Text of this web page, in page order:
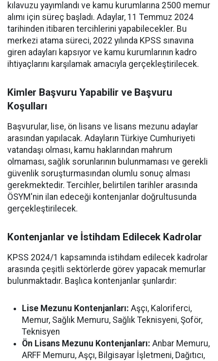
kılavuzu yayımlandı ve kamu kurumlarına 2500 memur
alımı için süreç başladı. Adaylar, 11 Temmuz 2024
tarihinden itibaren tercihlerini yapabilecekler. Bu
merkezi atama süreci, 2022 yılında KPSS sınavına
giren adayları kapsıyor ve kamu kurumlarının kadro
ihtiyaçlarını karşılamak amacıyla gerçekleştirilecek.
Kimler Başvuru Yapabilir ve Başvuru
Koşulları
Başvurular, lise, ön lisans ve lisans mezunu adaylar
arasından yapılacak. Adayların Türkiye Cumhuriyeti
vatandaşı olması, kamu haklarından mahrum
olmaması, sağlık sorunlarının bulunmaması ve gerekli
güvenlik soruşturmasından olumlu sonuç alması
gerekmektedir. Tercihler, belirtilen tarihler arasında
ÖSYM'nin ilan edeceği kontenjanlar doğrultusunda
gerçekleştirilecek.
Kontenjanlar ve İstihdam Edilecek Kadrolar
KPSS 2024/1 kapsamında istihdam edilecek kadrolar
arasında çeşitli sektörlerde görev yapacak memurlar
bulunmaktadır. Başlıca kontenjanlar şunlardır:
Lise Mezunu Kontenjanları: Aşçı, Kaloriferci,
Memur, Sağlık Memuru, Sağlık Teknisyeni, Şoför,
Teknisyen
Ön Lisans Mezunu Kontenjanları: Anbar Memuru,
ARFF Memuru, Aşçı, Bilgisayar İşletmeni, Dağıtıcı,